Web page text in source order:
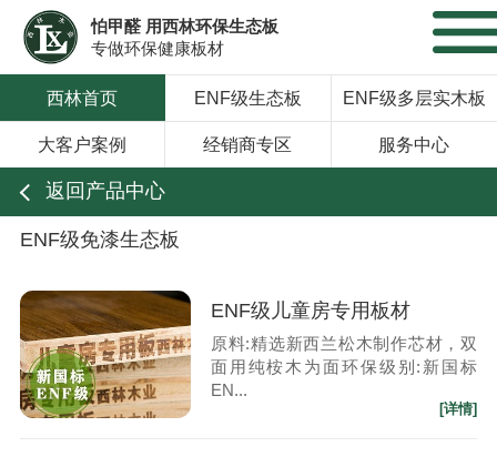
怕甲醛 用西林环保生态板
专做环保健康板材
西林首页 ENF级生态板 ENF级多层实木板
大客户案例 经销商专区 服务中心
返回产品中心
ENF级免漆生态板
ENF级儿童房专用板材
原料:精选新西兰松木制作芯材，双
面用纯桉木为面环保级别:新国标
EN...
[详情]